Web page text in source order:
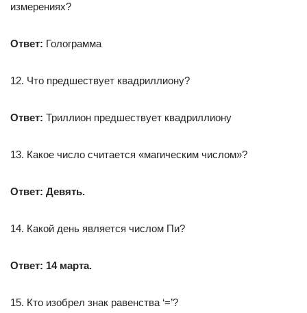
измерениях?
Ответ: Голограмма
12. Что предшествует квадриллиону?
Ответ: Триллион предшествует квадриллиону
13. Какое число считается «магическим числом»?
Ответ: Девять.
14. Какой день является числом Пи?
Ответ: 14 марта.
15. Кто изобрел знак равенства ‘=’?